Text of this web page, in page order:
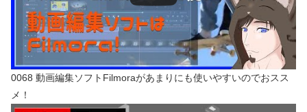
0068 動画編集ソフトFilmoraがあまりにも使いやすいのでおスス
メ！